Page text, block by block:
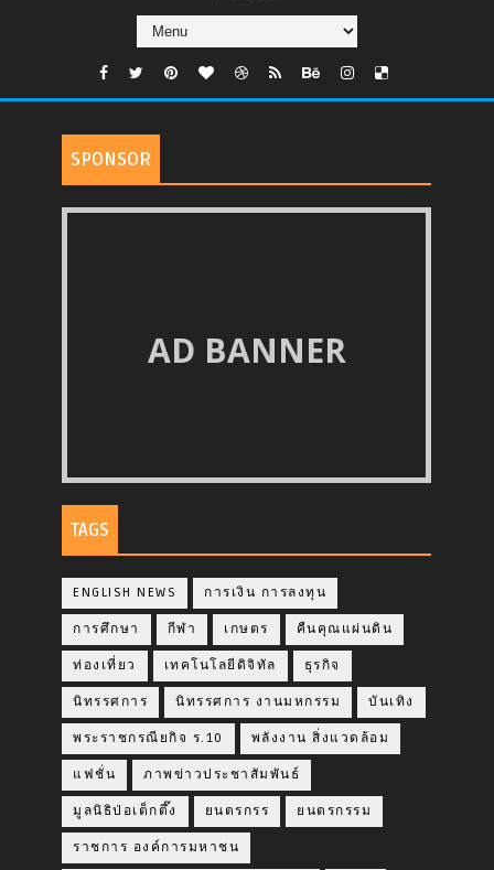
SPONSOR
AD BANNER
TAGS
ENGLISH NEWS การเงิน การลงทุน
การศึกษา กีฬา เกษตร คืนคุณแผ่นดิน
ท่องเที่ยว เทคโนโลยีดิจิทัล ธุรกิจ
นิทรรศการ นิทรรศการ งานมหกรรม บันเทิง
พระราชกรณียกิจ ร.10 พลังงาน สิ่งแวดล้อม
แฟชั่น ภาพข่าวประชาสัมพันธ์
มูลนิธิป่อเต็กตึ๊ง ยนตรกรร ยนตรกรรม
ราชการ องค์การมหาชน